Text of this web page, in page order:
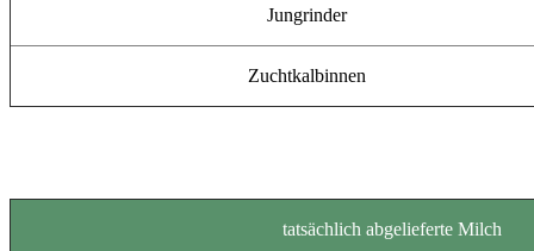
Jungrinder
Zuchtkalbinnen
tatsächlich abgelieferte Milch